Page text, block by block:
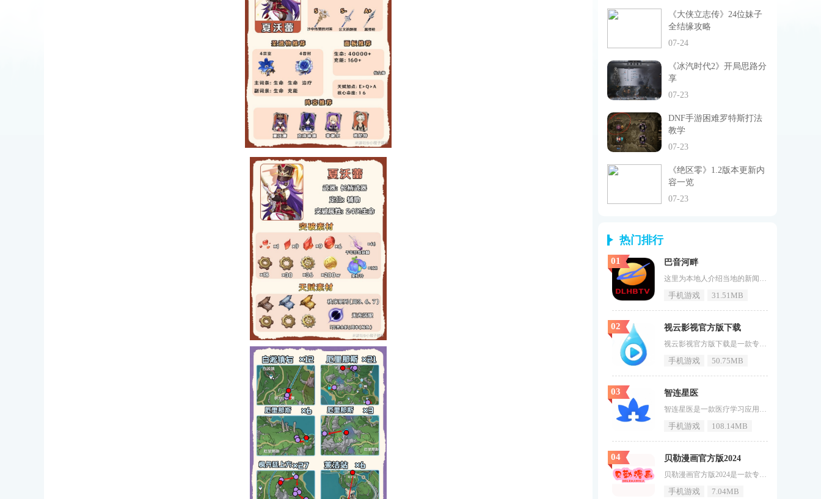
《大侠立志传》24位妹子
全结缘攻略
07-24
《冰汽时代2》开局思路分
享
07-23
DNF手游困难罗特斯打法
教学
07-23
《绝区零》1.2版本更新内
容一览
07-23
热门排行
巴音河畔
这里为本地人介绍当地的新闻资讯，可以让用户能阅读到最好的资讯。《巴音河畔》我们承若新闻都是真实可靠的，决不搞吸引人的小编报道，内容胡乱拼接，推送没质量的文章给用户们看，喜欢的用户快来游戏窝手游网下载使用吧！巴音河畔介绍巴音河畔app是一款由德令哈广播电视台官方推出的专门为手机用户们准备的本地资讯和生活服务软件，该软件中用户可以了解最新的本地身边资讯，还支持电视电台点播，直播观看，日常状态发布和社交等等，需要的可以下载巴音河畔app使用！巴音河畔亮点快：信息传播快，看、
手机游戏 31.51MB
01
视云影视官方版下载
视云影视官方版下载是一款专为影视爱好者设计的APP，它不仅提供了丰富的影视资源，还拥有多种实用的影视功能。这款APP的界面设计简洁明了，操作方便，用户可以轻松找到自己喜欢的影视作品。视云影视还注重用户的视觉体验，采用高清的视频技术，让用户享受纯净的影视世界。用户感兴趣的小伙伴赶快下载最新的软件版本吧。视云影视软件功能1.提供海量的影视资源，包括电影、电视剧、综艺等多种类型。2.支持在线播放和下载，方便用户随时随地观看影视。3.提供个性化推荐，根据用户的观影
手机游戏 50.75MB
02
智连星医
智连星医是一款医疗学习应用，为用户提供了在线互动和交流的平台。用户可以在这里随时学习医疗健康知识，与专家进行在线互动，轻松掌握知识。智连星医还提供了医学期刊资源和精彩案例的查看功能，让用户了解前沿医学的最新进展。医务人员也可以利用该平台开展工作，方便科室管理和提高工作效率。智连星医软件内容1、智连星医是一款医疗学习应用，用户可以在线互动和交流。2、用户还可以查看相关的医学期刊资源和一些令人兴奋的案例。3、医务人员可以利用这个平台来开展自己的工作，提高工作效率。
手机游戏 108.14MB
03
贝勒漫画官方版2024
贝勒漫画官方版2024是一款专为漫画爱好者打造的手机阅读软件。它不仅汇聚了海量的漫画资源，更以其独特的风格和强大的功能赢得了用户的青睐。贝勒漫画还提供了个性化的阅读模式设置，让用户能够根据自己的喜好享受舒适的阅读体验。无论是热门连载还是经典之作，贝勒漫画都能满足您的需求，让您随时随地畅游漫画的海洋。贝勒漫画软件特点1、拥有海量漫画资源，涵盖各类题材和风格，满足不同用户的阅读需求。2、智能推荐系统精准捕捉用户喜好，为用户推荐合适的漫画作品。3、支持离线下载功能，用
手机游戏 7.04MB
04